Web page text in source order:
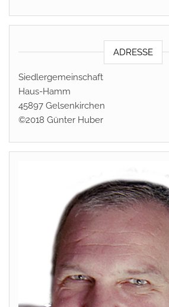
ADRESSE
Siedlergemeinschaft
Haus-Hamm
45897 Gelsenkirchen
©2018 Günter Huber